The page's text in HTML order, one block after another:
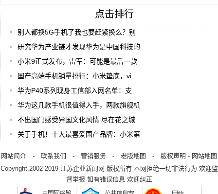
点击排行
别人都换5G手机了我也要赶紧换么？别
研究华为产业链才发现华为是中国科技的
小米9正式发布，雷军：可能是最后一款
国产高端手机销量排行：小米垫底，vi
华为P40系列现身工信部入网名单：支
华为这几款手机很值得入手，两款旗舰机
不出国门感受异国文化风情 尽在花之城
关于手机！十大最喜爱国产品牌：小米第
网站简介 - 联系我们 - 营销服务 - 老版地图 - 版权声明 - 网站地图
Copyright.2002-2019 江苏企业新闻网 版权所有 本网拒绝一切非法行为 欢迎监
督举报 如有错误信息 欢迎纠正